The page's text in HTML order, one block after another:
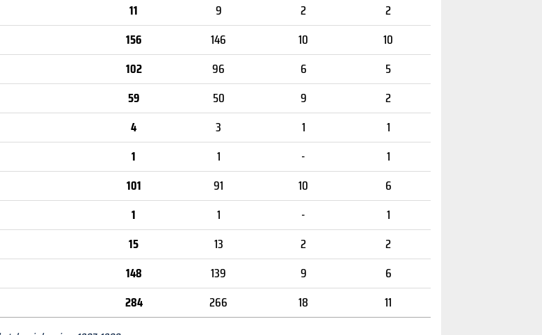
11
9 2
2
156
146 10
10
102
96 6
5
59
50 9
2
4
3 1
1
1
1 -
1
101
91 10
6
1
1 -
1
15
13 2
2
148
139 9
6
284
266 18 11